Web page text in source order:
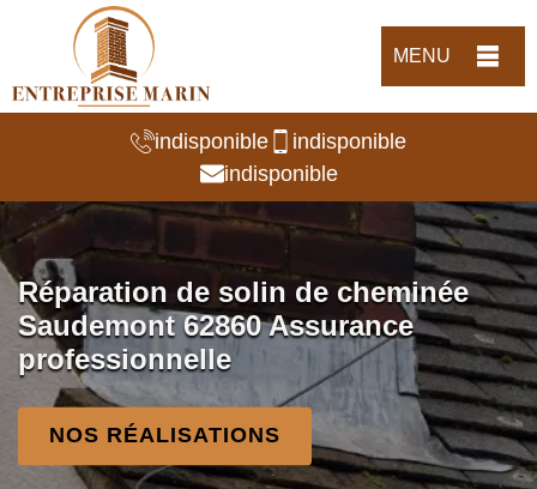
MENU
indisponible
indisponible
indisponible
Réparation de solin de cheminée
Saudemont 62860 Assurance
professionnelle
NOS RÉALISATIONS